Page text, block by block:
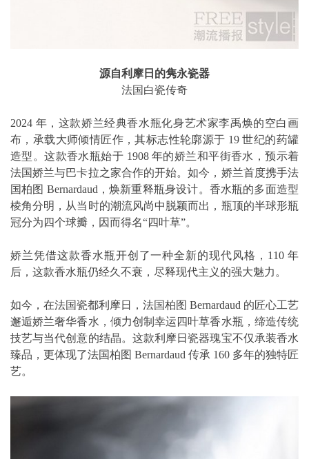
源自利摩日的隽永瓷器
法国白瓷传奇
2024 年，这款娇兰经典香水瓶化身艺术家李禹焕的空白画
布，承载大师倾情匠作，其标志性轮廓源于 19 世纪的药罐
造型。这款香水瓶始于 1908 年的娇兰和平街香水，预示着
法国娇兰与巴卡拉之家合作的开始。如今，娇兰首度携手法
国柏图 Bernardaud，焕新重释瓶身设计。香水瓶的多面造型
棱角分明，从当时的潮流风尚中脱颖而出，瓶顶的半球形瓶
冠分为四个球瓣，因而得名“四叶草”。
娇兰凭借这款香水瓶开创了一种全新的现代风格，110 年
后，这款香水瓶仍经久不衰，尽释现代主义的强大魅力。
如今，在法国瓷都利摩日，法国柏图 Bernardaud 的匠心工艺
邂逅娇兰奢华香水，倾力创制幸运四叶草香水瓶，缔造传统
技艺与当代创意的结晶。这款利摩日瓷器瑰宝不仅承装香水
臻品，更体现了法国柏图 Bernardaud 传承 160 多年的独特匠
艺。